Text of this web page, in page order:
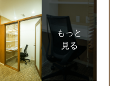
もっと
見る